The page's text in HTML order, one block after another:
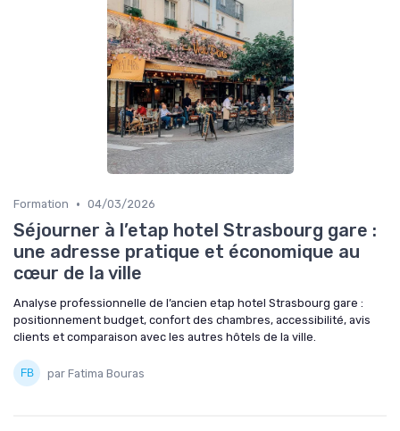
Formation • 04/03/2026
Séjourner à l’etap hotel Strasbourg gare :
une adresse pratique et économique au
cœur de la ville
Analyse professionnelle de l’ancien etap hotel Strasbourg gare :
positionnement budget, confort des chambres, accessibilité, avis
clients et comparaison avec les autres hôtels de la ville.
par Fatima Bouras